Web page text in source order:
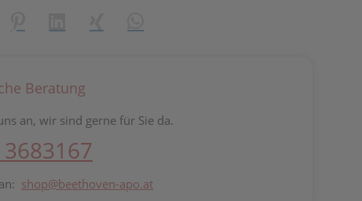
Beratung
an, wir sind gerne für Sie da.
shop@beethoven-apo.at